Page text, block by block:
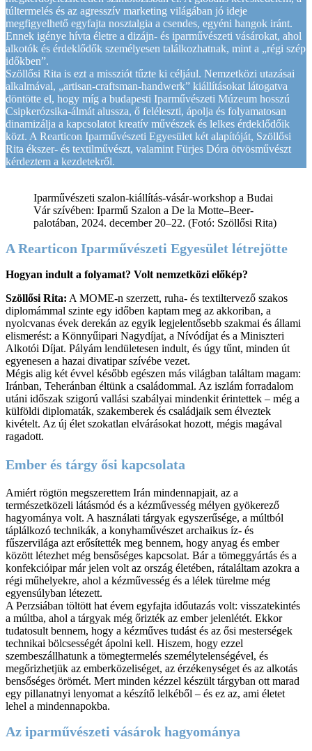
túltermelés és az agresszív marketing világában jó ideje
megfigyelhető egyfajta nosztalgia a csendes, egyéni hangok iránt.
Ennek igénye hívta életre a dizájn- és iparművészeti vásárokat, ahol
alkotók és érdeklődők személyesen találkozhatnak, mint a „régi szép
időkben”.
Szöllősi Rita is ezt a missziót tűzte ki céljául. Nemzetközi utazásai
alkalmával, „artisan-craftsman-handwerk” kiállításokat látogatva
döntötte el, hogy míg a budapesti Iparművészeti Múzeum hosszú
Csipkerózsika-álmát alussza, ő feléleszti, ápolja és folyamatosan
dinamizálja a kapcsolatot kreatív művészek és lelkes érdeklődőik
közt. A Rearticon Iparművészeti Egyesület két alapítóját, Szöllősi
Rita ékszer- és textilművészt, valamint Fürjes Dóra ötvösművészt
kérdeztem a kezdetekről.
Iparművészeti szalon-kiállítás-vásár-workshop a Budai
Vár szívében: Iparmű Szalon a De la Motte–Beer-
palotában, 2024. december 20–22. (Fotó: Szöllősi Rita)
A Rearticon Iparművészeti Egyesület létrejötte
Hogyan indult a folyamat? Volt nemzetközi előkép?
Szöllősi Rita: A MOME-n szerzett, ruha- és textiltervező szakos
diplomámmal szinte egy időben kaptam meg az akkoriban, a
nyolcvanas évek derekán az egyik legjelentősebb szakmai és állami
elismerést: a Könnyűipari Nagydíjat, a Nívódíjat és a Miniszteri
Alkotói Díjat. Pályám lendületesen indult, és úgy tűnt, minden út
egyenesen a hazai divatipar szívébe vezet.
Mégis alig két évvel később egészen más világban találtam magam:
Iránban, Teheránban éltünk a családommal. Az iszlám forradalom
utáni időszak szigorú vallási szabályai mindenkit érintettek – még a
külföldi diplomaták, szakemberek és családjaik sem élveztek
kivételt. Az új élet szokatlan elvárásokat hozott, mégis magával
ragadott.
Ember és tárgy ősi kapcsolata
Amiért rögtön megszerettem Irán mindennapjait, az a
természetközeli látásmód és a kézművesség mélyen gyökerező
hagyománya volt. A használati tárgyak egyszerűsége, a múltból
táplálkozó technikák, a konyhaművészet archaikus íz- és
fűszervilága azt erősítették meg bennem, hogy anyag és ember
között létezhet még bensőséges kapcsolat. Bár a tömeggyártás és a
konfekcióipar már jelen volt az ország életében, rátaláltam azokra a
régi műhelyekre, ahol a kézművesség és a lélek türelme még
egyensúlyban létezett.
A Perzsiában töltött hat évem egyfajta időutazás volt: visszatekintés
a múltba, ahol a tárgyak még őrizték az ember jelenlétét. Ekkor
tudatosult bennem, hogy a kézműves tudást és az ősi mesterségek
technikai bölcsességét ápolni kell. Hiszem, hogy ezzel
szembeszállhatunk a tömegtermelés személytelenségével, és
megőrizhetjük az emberközeliséget, az érzékenységet és az alkotás
bensőséges örömét. Mert minden kézzel készült tárgyban ott marad
egy pillanatnyi lenyomat a készítő lelkéből – és ez az, ami életet
lehel a mindennapokba.
Az iparművészeti vásárok hagyománya